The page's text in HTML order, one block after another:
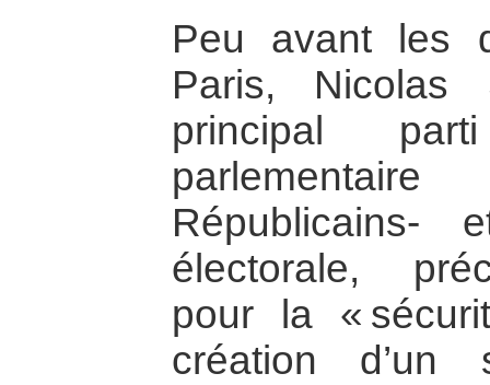
Peu avant les
Paris, Nicolas
principal
Républicains-
électorale,
pour la «
création d’un